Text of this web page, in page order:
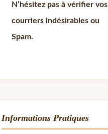
N’hésitez pas à vérifier vos
courriers indésirables ou
Spam.
Informations Pratiques